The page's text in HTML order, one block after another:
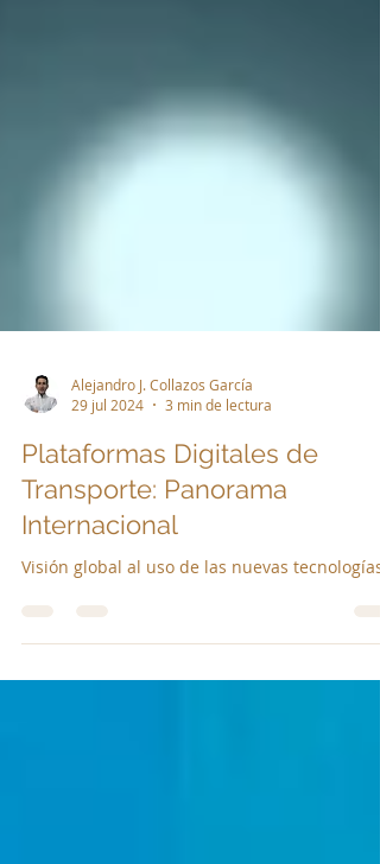
Alejandro J. Collazos García
29 jul 2024
3 min de lectura
Plataformas Digitales de
Transporte: Panorama
Visión global al uso de las nuevas tecnologías